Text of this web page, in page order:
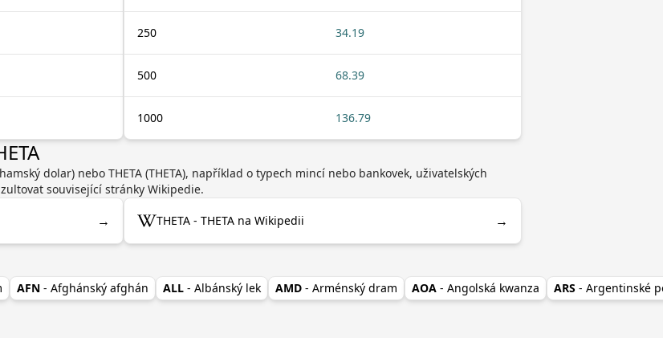
250 34.19
500 68.39
1000 136.79
dolar) nebo THETA (THETA), například o typech mincí nebo bankovek, uživatelských
související stránky Wikipedie.
→ THETA - THETA na Wikipedii →
AFN - Afghánský afghán ALL - Albánský lek AMD - Arménský dram AOA - Angolská kwanza ARS - Argentinské